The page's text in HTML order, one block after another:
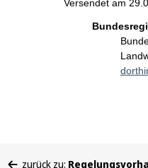
Versendet am
zurück zu: